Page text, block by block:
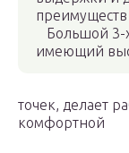
преимуществ
Большой 3-
имеющий
точек, делает
комфортной